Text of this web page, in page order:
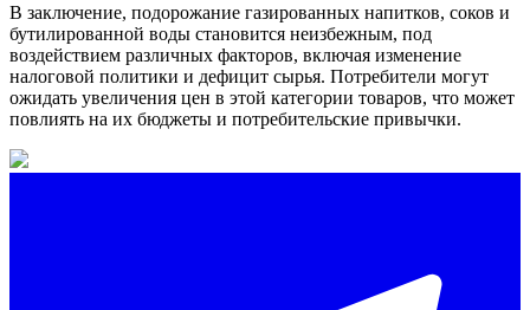
В заключение, подорожание газированных напитков, соков и
бутилированной воды становится неизбежным, под
воздействием различных факторов, включая изменение
налоговой политики и дефицит сырья. Потребители могут
ожидать увеличения цен в этой категории товаров, что может
повлиять на их бюджеты и потребительские привычки.